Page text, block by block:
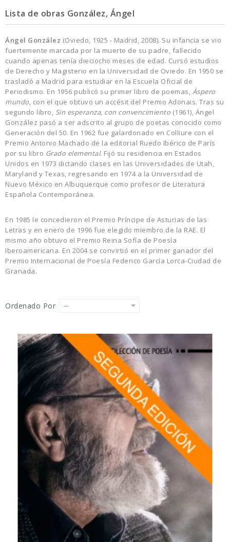
Lista de obras González, Ángel
Ángel González (Oviedo, 1925 - Madrid, 2008). Su infancia se vio
fuertemente marcada por la muerte de su padre, fallecido
cuando apenas tenía dieciocho meses de edad. Cursó estudios
de Derecho y Magisterio en la Universidad de Oviedo. En 1950 se
trasladó a Madrid para estudiar en la Escuela Oficial de
Periodismo. En 1956 publicó su primer libro de poemas, Áspero
mundo, con el que obtuvo un accésit del Premio Adonais. Tras su
segundo libro, Sin esperanza, con convencimiento (1961), Ángel
González pasó a ser adscrito al grupo de poetas conocido como
Generación del 50. En 1962 fue galardonado en Colliure con el
Premio Antonio Machado de la editorial Ruedo Ibérico de París
por su libro Grado elemental. Fijó su residencia en Estados
Unidos en 1973 dictando clases en las Universidades de Utah,
Maryland y Texas, regresando en 1974 a la Universidad de
Nuevo México en Albuquerque como profesor de Literatura
Española Contemporánea.
En 1985 le concedieron el Premio Príncipe de Asturias de las
Letras y en enero de 1996 fue elegido miembro de la RAE. El
mismo año obtuvo el Premio Reina Sofía de Poesía
Iberoamericana. En 2004 se convirtió en el primer ganador del
Premio Internacional de Poesía Federico García Lorca-Ciudad de
Granada.
Ordenado Por --